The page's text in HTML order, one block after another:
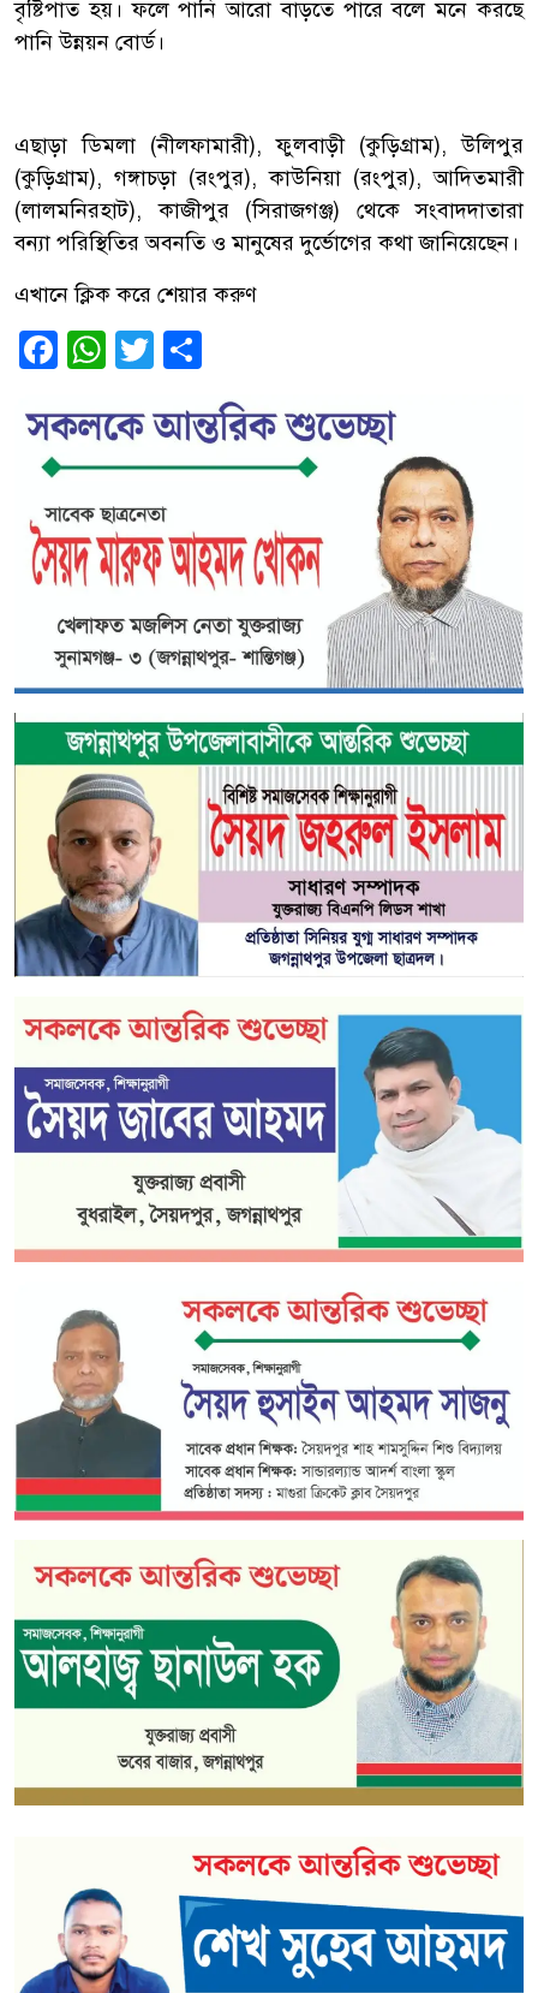
বৃষ্টিপাত হয়। ফলে পানি আরো বাড়তে পারে বলে মনে করছে
পানি উন্নয়ন বোর্ড।
এছাড়া ডিমলা (নীলফামারী), ফুলবাড়ী (কুড়িগ্রাম), উলিপুর
(কুড়িগ্রাম), গঙ্গাচড়া (রংপুর), কাউনিয়া (রংপুর), আদিতমারী
(লালমনিরহাট), কাজীপুর (সিরাজগঞ্জ) থেকে সংবাদদাতারা
বন্যা পরিস্থিতির অবনতি ও মানুষের দুর্ভোগের কথা জানিয়েছেন।
এখানে ক্লিক করে শেয়ার করুণ
Facebook
WhatsApp
Twitter